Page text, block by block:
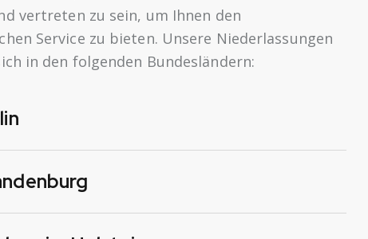
vertreten zu sein, um Ihnen den
Service zu bieten. Unsere Niederlassungen
in den folgenden Bundesländern: